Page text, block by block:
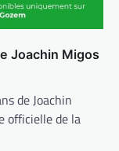
Joachin Migos
de Joachin
officielle de la